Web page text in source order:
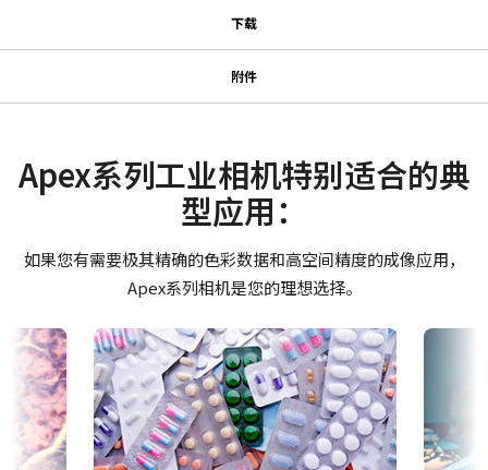
摄像机类别
彩色/黑白
Visible
规格
1.4 百万像素
规格 横x纵
下载
Manual - AT-140GE
Datasheet - AT-140GE
软件
JAI SDK and Control Tool 64bit (最新版本)
JAI SDK and Control Tool_Latest Release Notes
附件
适用于Fusion系列相机的三脚架转接板。
只能使用提供的长度合适的M3螺丝。 使用较长的螺丝可能会损坏内
Apex系列工业相机特别适合的典
型应用：
如果您有需要极其精确的色彩数据和高空间精度的成像应用，
Apex系列相机是您的理想选择。